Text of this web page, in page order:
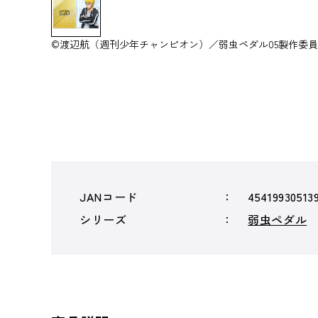
©渡辺航（週刊少年チャンピオン）／弱虫ペダル05製作委
JANコード
シリーズ
弱虫ペダル